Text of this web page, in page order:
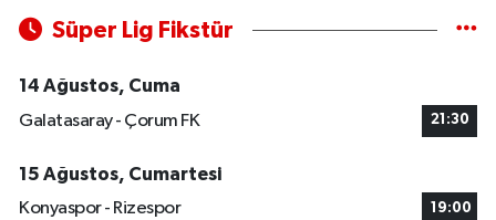
Süper Lig Fikstür
14 Ağustos, Cuma
Galatasaray - Çorum FK
21:30
15 Ağustos, Cumartesi
Konyaspor - Rizespor
19:00